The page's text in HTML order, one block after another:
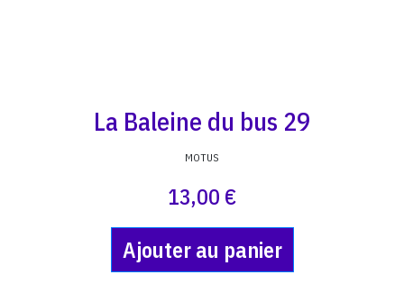
La Baleine du bus 29
MOTUS
13,00 €
Ajouter au panier